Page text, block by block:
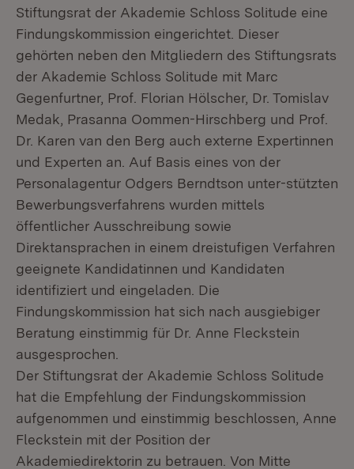
Stiftungsrat der Akademie Schloss Solitude eine
Findungskommission eingerichtet. Dieser
gehörten neben den Mitgliedern des Stiftungsrats
der Akademie Schloss Solitude mit Marc
Gegenfurtner, Prof. Florian Hölscher, Dr. Tomislav
Medak, Prasanna Oommen-Hirschberg und Prof.
Dr. Karen van den Berg auch externe Expertinnen
und Experten an. Auf Basis eines von der
Personalagentur Odgers Berndtson unter-stützten
Bewerbungsverfahrens wurden mittels
öffentlicher Ausschreibung sowie
Direktansprachen in einem dreistufigen Verfahren
geeignete Kandidatinnen und Kandidaten
identifiziert und eingeladen. Die
Findungskommission hat sich nach ausgiebiger
Beratung einstimmig für Dr. Anne Fleckstein
ausgesprochen.
Der Stiftungsrat der Akademie Schloss Solitude
hat die Empfehlung der Findungskommission
aufgenommen und einstimmig beschlossen, Anne
Fleckstein mit der Position der
Akademiedirektorin zu betrauen. Von Mitte